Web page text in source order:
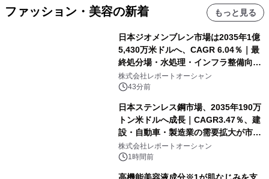
ファッション・美容の新着 もっと見る
日本ジオメンブレン市場は2035年1億
5,430万米ドルへ、CAGR 6.04％｜最
終処分場・水処理・インフラ整備向け
需要拡大
株式会社レポートオーシャン
43分前
日本ステンレス鋼市場、2035年190万
トン米ドルへ成長｜CAGR3.47％、建
設・自動車・製造業の需要拡大が市場
を牽引
株式会社レポートオーシャン
1時間前
高機能美容液成分※1が肌なじみを支